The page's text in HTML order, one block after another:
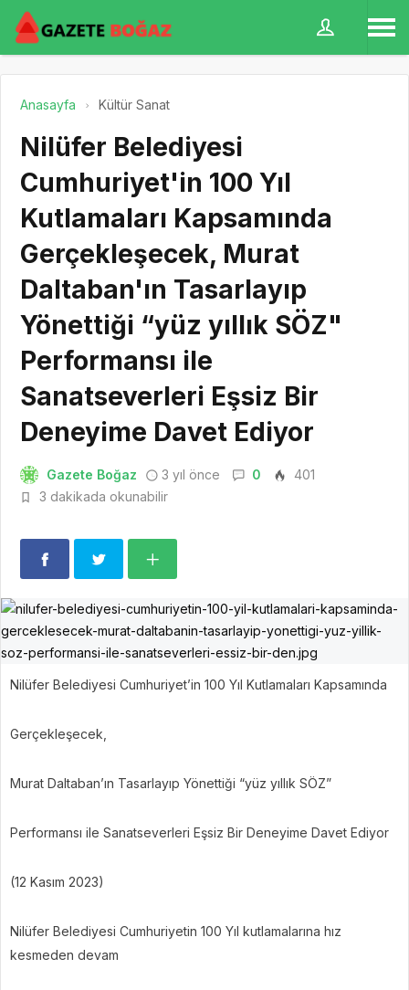
Anasayfa Kültür Sanat
Nilüfer Belediyesi
Cumhuriyet'in 100 Yıl
Kutlamaları Kapsamında
Gerçekleşecek, Murat
Daltaban'ın Tasarlayıp
Yönettiği “yüz yıllık SÖZ"
Performansı ile
Sanatseverleri Eşsiz Bir
Deneyime Davet Ediyor
Gazete Boğaz 3 yıl önce 0
401
3 dakikada okunabilir
Nilüfer Belediyesi Cumhuriyet’in 100 Yıl Kutlamaları Kapsamında
Gerçekleşecek,
Murat Daltaban’ın Tasarlayıp Yönettiği “yüz yıllık SÖZ”
Performansı ile Sanatseverleri Eşsiz Bir Deneyime Davet Ediyor
(12 Kasım 2023)
Nilüfer Belediyesi Cumhuriyetin 100 Yıl kutlamalarına hız
kesmeden devam